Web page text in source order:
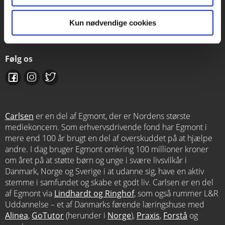
Kun nødvendige cookies
Kontakt salgsafdelingen
salg@carlsen.dk
Følg os
Carlsen er en del af Egmont, der er Nordens største
mediekoncern. Som erhvervsdrivende fond har Egmont i
mere end 100 år brugt en del af overskuddet på at hjælpe
andre. I dag bruger Egmont omkring 100 millioner kroner
om året på at støtte børn og unge i svære livsvilkår i
Danmark, Norge og Sverige i at udanne sig, have en aktiv
stemme i samfundet og skabe et godt liv. Carlsen er en del
af Egmont via Lindhardt og Ringhof, som også rummer L&R
Uddannelse – et af Danmarks førende læringshuse med
Alinea, GoTutor(herunder i Norge), Praxis, Forstå og